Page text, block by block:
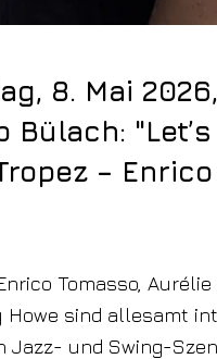
8. Mai
Bülach:
–
Tomasso,
Howe sind allesamt
Jazz- und Swing-